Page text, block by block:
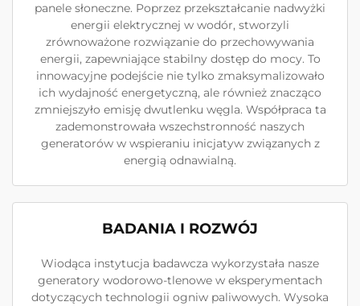
panele słoneczne. Poprzez przekształcanie nadwyżki
energii elektrycznej w wodór, stworzyli
zrównoważone rozwiązanie do przechowywania
energii, zapewniające stabilny dostęp do mocy. To
innowacyjne podejście nie tylko zmaksymalizowało
ich wydajność energetyczną, ale również znacząco
zmniejszyło emisję dwutlenku węgla. Współpraca ta
zademonstrowała wszechstronność naszych
generatorów w wspieraniu inicjatyw związanych z
energią odnawialną.
BADANIA I ROZWÓJ
Wiodąca instytucja badawcza wykorzystała nasze
generatory wodorowo-tlenowe w eksperymentach
dotyczących technologii ogniw paliwowych. Wysoka